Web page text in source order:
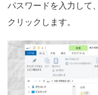
パスワードを入力して
クリックします。